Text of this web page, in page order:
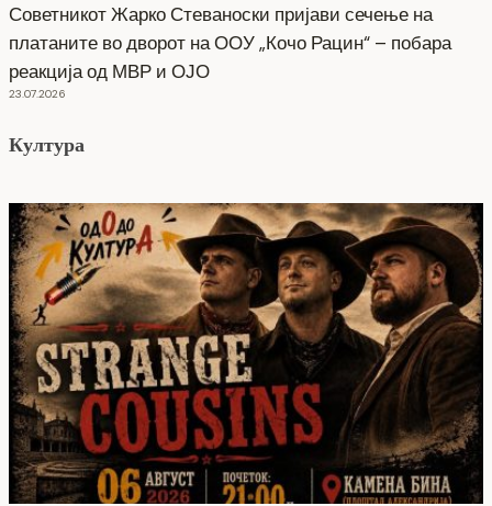
Советникот Жарко Стеваноски пријави сечење на
платаните во дворот на ООУ „Кочо Рацин“ – побара
реакција од МВР и ОЈО
23.07.2026
Култура